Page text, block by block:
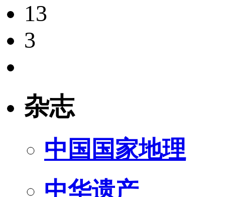
13
3
杂志
中国国家地理
中华遗产